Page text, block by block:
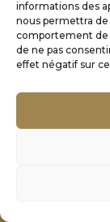
informations des
nous permettra
comportement de
de ne pas
effet négatif sur